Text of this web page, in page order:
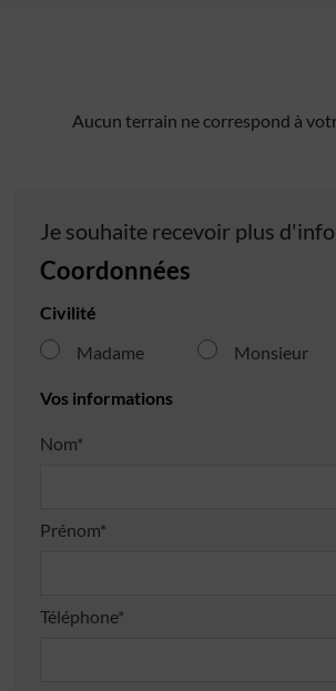
Aucun terrain ne correspond à
Je souhaite recevoir plus
Coordonnées
Civilité
Madame
Monsieur
Vos informations
Nom*
Prénom*
Téléphone*